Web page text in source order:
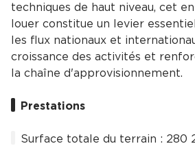
techniques de haut niveau, cet
louer constitue un levier
les flux nationaux et
croissance des activités et
la chaîne d'approvisionnement.
Prestations
Surface totale du terrain : 280